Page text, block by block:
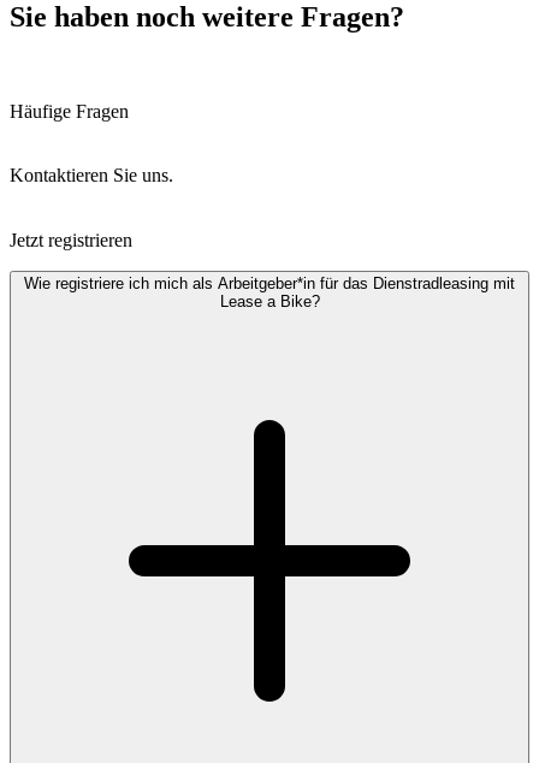
Sie haben noch weitere Fragen?
Häufige Fragen
Kontaktieren Sie uns.
Jetzt registrieren
Wie registriere ich mich als Arbeitgeber*in für das Dienstradleasing mit
Lease a Bike?